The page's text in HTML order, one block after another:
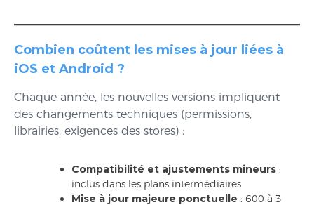
Combien coûtent les mises à jour liées à
iOS et Android ?
Chaque année, les nouvelles versions impliquent
des changements techniques (permissions,
librairies, exigences des stores) :
Compatibilité et ajustements mineurs :
inclus dans les plans intermédiaires
Mise à jour majeure ponctuelle : 600 à 3